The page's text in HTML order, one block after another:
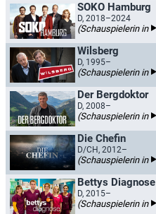
SOKO Hamburg
D, 2018–2024
(Schauspielerin in
Wilsberg
D, 1995–
(Schauspielerin in
Der Bergdoktor
D, 2008–
(Schauspielerin in
Die Chefin
D/CH, 2012–
(Schauspielerin in
Bettys Diagnose
D, 2015–
(Schauspielerin in